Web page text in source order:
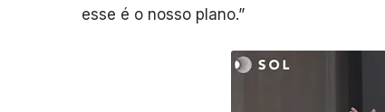
esse é o nosso plano.”